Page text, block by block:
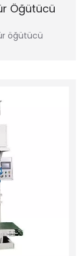
Öğütücü
öğütücü